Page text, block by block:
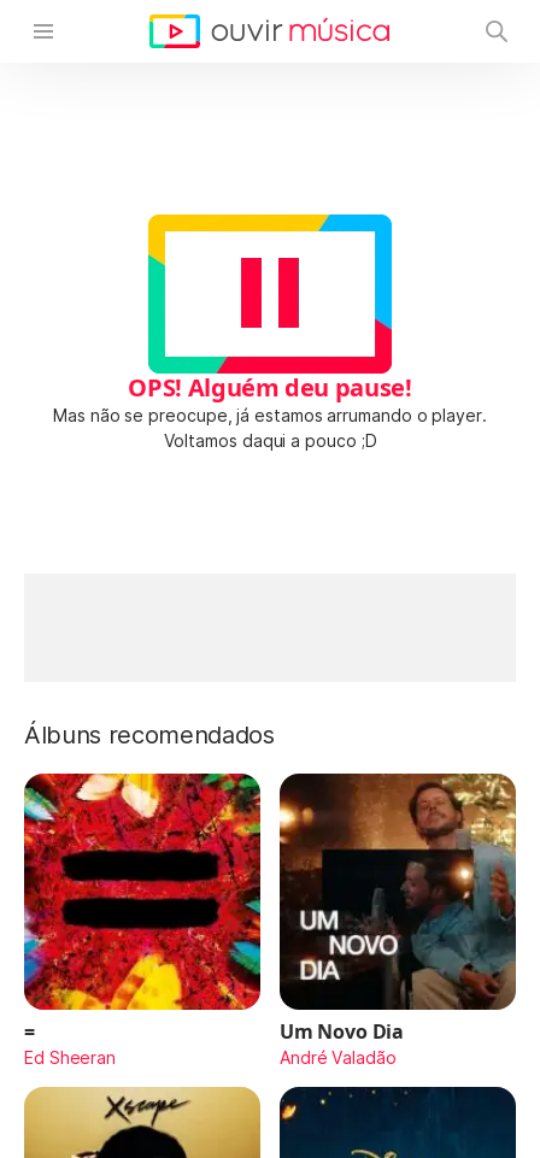
OPS! Alguém deu pause!
Mas não se preocupe, já estamos arrumando o player.
Voltamos daqui a pouco ;D
Álbuns recomendados
=
Ed Sheeran
Um Novo Dia
André Valadão